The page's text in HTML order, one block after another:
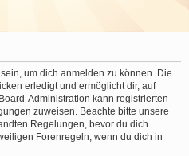
um dich anmelden zu können. Die
erledigt und ermöglicht dir, auf
Administration kann registrierten
zuweisen. Beachte bitte unsere
Regelungen, bevor du dich
Forenregeln, wenn du dich in